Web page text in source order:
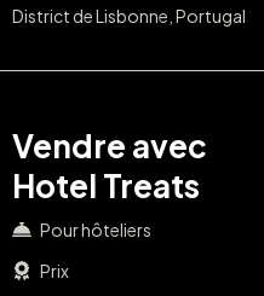
District de Lisbonne, Portugal
Vendre avec
Hotel Treats
Pour hôteliers
Prix